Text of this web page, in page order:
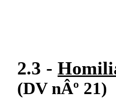
2.3 -
(DV nÂº 21)